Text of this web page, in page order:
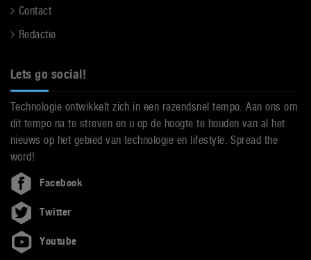
Contact
Redactie
Lets go social!
Technologie ontwikkelt zich in een razendsnel tempo. Aan ons om
dit tempo na te streven en u op de hoogte te houden van al het
nieuws op het gebied van technologie en lifestyle. Spread the
word!
Facebook
Twitter
Youtube